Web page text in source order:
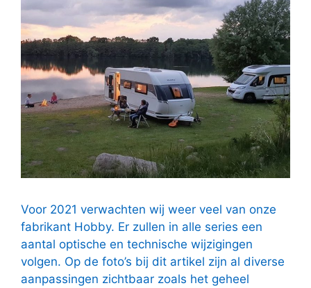
Voor 2021 verwachten wij weer veel van onze
fabrikant Hobby. Er zullen in alle series een
aantal optische en technische wijzigingen
volgen. Op de foto’s bij dit artikel zijn al diverse
aanpassingen zichtbaar zoals het geheel